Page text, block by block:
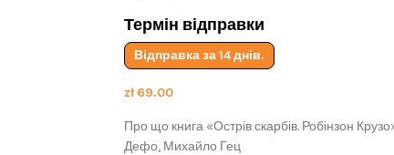
Термін відправки
Відправка за 14 днів.
zł69.00
Про що книга «Острів скарбів. Робінзон
Дефо, Михайло Гец